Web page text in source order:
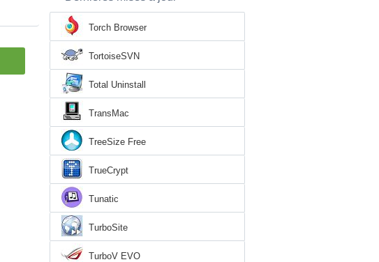
Torch Browser
TortoiseSVN
Total Uninstall
TransMac
TreeSize Free
TrueCrypt
Tunatic
TurboSite
TurboV EVO